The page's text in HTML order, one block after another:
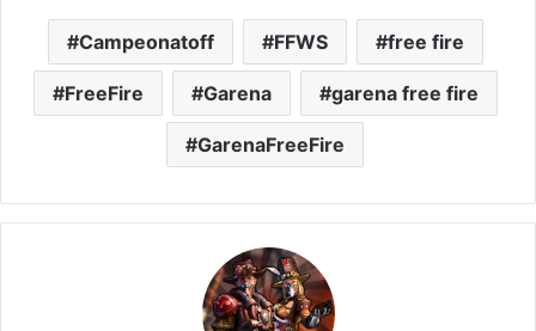
Campeonatoff FFWS free fire
FreeFire Garena garena free fire
GarenaFreeFire